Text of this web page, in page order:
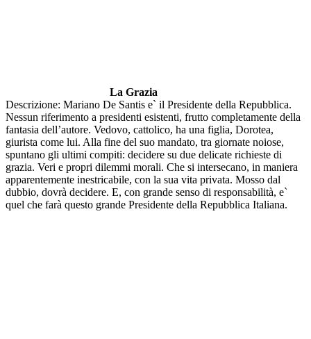
La Grazia
Descrizione: Mariano De Santis e` il Presidente della Repubblica.
Nessun riferimento a presidenti esistenti, frutto completamente della
fantasia dell’autore. Vedovo, cattolico, ha una figlia, Dorotea,
giurista come lui. Alla fine del suo mandato, tra giornate noiose,
spuntano gli ultimi compiti: decidere su due delicate richieste di
grazia. Veri e propri dilemmi morali. Che si intersecano, in maniera
apparentemente inestricabile, con la sua vita privata. Mosso dal
dubbio, dovrà decidere. E, con grande senso di responsabilità, e`
quel che farà questo grande Presidente della Repubblica Italiana.